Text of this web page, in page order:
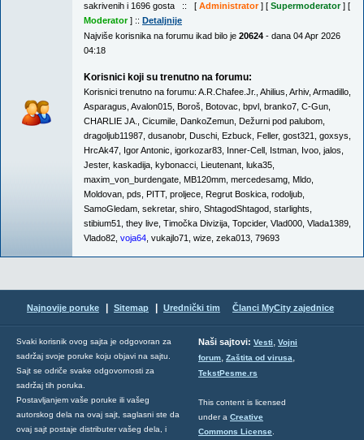
sakrivenih i 1696 gosta :: [ Administrator] [ Supermoderator] [
Moderator] :: Detaljnije
Najviše korisnika na forumu ikad bilo je 20624 - dana 04 Apr 2026
04:18
Korisnici koji su trenutno na forumu:
Korisnici trenutno na forumu: A.R.Chafee.Jr. Ahilius Arhiv, Armadillo
Asparagus Avalon015 Boroš Botovac bpvl branko7 C-Gun
CHARLIE JA.
Cicumile DankoZemun Dežurni pod palubom
dragoljub11987 dusanobr, Duschi Ezbuck Feller, gost321 goxsys
HrcAk47 Igor Antonic igorkozar83 Inner-Cell Istman Ivoo jalos
Jester, kaskadija kybonacci Lieutenant luka35
maxim_von_burdengate MB120mm mercedesamg Mldo
Moldovan pds PITT, proljece Regrut Boskica rodoljub
SamoGledam sekretar, shiro ShtagodShtagod starlights
stibium51
they live Timočka Divizija Topcider, Vlad000 Vlada1389
Vlado82 voja64 vukajlo71 wize zeka013 79693
Najnovije poruke Sitemap Urednički tim Članci MyCity zajednice
Svaki korisnik ovog sajta je odgovoran za
sadržaj svoje poruke koju objavi na sajtu.
Sajt se odriče svake odgovornosti za
sadržaj tih poruka.
Postavljanjem vaše poruke ili vašeg
autorskog dela na ovaj sajt, saglasni ste da
ovaj sajt postaje distributer vašeg dela, i
Naši sajtovi: Vesti, Vojni
forum, Zaštita od virusa,
TekstPesme.rs
This content is licensed
under a Creative
Commons License